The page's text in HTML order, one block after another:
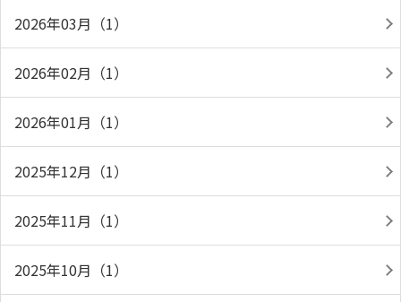
2026年03月（1）
2026年02月（1）
2026年01月（1）
2025年12月（1）
2025年11月（1）
2025年10月（1）